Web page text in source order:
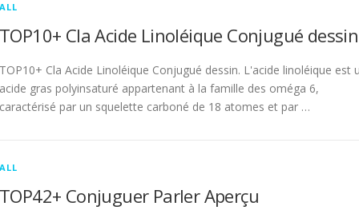
ALL
TOP10+ Cla Acide Linoléique Conjugué dessin
TOP10+ Cla Acide Linoléique Conjugué dessin. L'acide linoléique est
acide gras polyinsaturé appartenant à la famille des oméga 6,
caractérisé par un squelette carboné de 18 atomes et par …
ALL
TOP42+ Conjuguer Parler Aperçu